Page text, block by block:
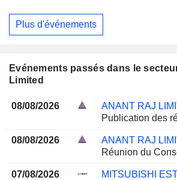
Plus d'événements
Evénements passés dans le
Limited
08/08/2026
ANANT RAJ
Publication des
08/08/2026
ANANT RAJ
Réunion du
07/08/2026
MITSUBISHI